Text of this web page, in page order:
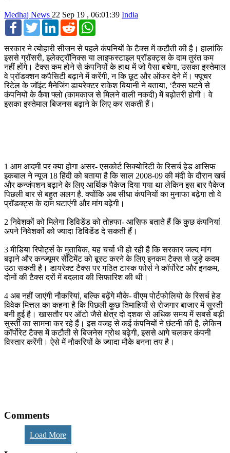
Medhaj News 22 Sep 19 , 06:01:39 India
FacebookTwitterLinkedInReddit
सरकार ने त्योहारी सीजन से पहले कंपनियों के टैक्स में कटौती की है। हालांकि
इससे ग्रॉसरी, इलेक्ट्रॉनिक्स या लाइफस्टाइल प्रॉडक्ट्स के दाम तुरंत कम
नहीं होंगे। टैक्स कम होने से कंपनियों के हाथ में जो पैसा बचेगा, उसका इस्तेमाल
वे प्रॉडक्शन कपैसिटी बढ़ाने में करेंगी, न कि छूट और ऑफर देने में। फ्यूचर
रिटेल के जॉइंट मैनेजिंग डायरेक्टर राकेश बियानी ने बताया, ‘टैक्स घटने से
कंपनियों के कैश फ्लो (कामकाज से मिलने वाली नकदी) में बढ़ोतरी होगी। वे
इसका इस्तेमाल बिजनस बढ़ाने के लिए कर सकती हैं।
1 आम आदमी पर क्या होगा असर- एसकोर्ट सिक्योरिटी के रिसर्च हेड आसिफ
इकबाल ने न्यूज 18 हिंदी को बताया है कि साल 2008-09 की मंदी के दौरान खर्च
और कन्जंपशन बढ़ाने के लिए आर्थिक पैकेज दिया गया था लेकिन इस बार पैकेज
पिछली बार से बहुत अलग है. क्योंकि अब सीधा कंपनियों का मुनाफा बढ़ेगा तो वे
प्रॉडक्ट्स के दाम घटाएंगी और मांग बढ़ेगी।
2 निवेशकों को मिलेगा डिविडेंड को तोहफा- आसिफ बताते हैं कि कुछ कंपनियां
अपने निवेशकों को ज्यादा डिविडेंड दे सकती हैं।
3 मीडिया रिपोर्ट्स के मुताबिक, यह चर्चा भी हो रही है कि सरकार जल्द मांग
बढ़ाने और कन्ज्यूमर सेंटिमेंट को बूस्ट करने के लिए इनकम टैक्स से जुड़े कदम
उठा सकती है। डायरेक्ट टैक्स पर गठित टास्क फोर्स ने कॉर्पोरेट और इनकम,
दोनों की टैक्स दरों में बदलाव की सिफारिश की थी।
4 अब नहीं जाएंगी नौकरियां, बल्कि बढ़ेंगे मौके- वीएम पोर्टफोलियो के रिसर्च हेड
विवेक मित्तल का कहना है कि पिछली कुछ तिमाहियों से रोजगार बाजार में सुस्ती
बनी हुई है। खासतौर पर ऑटो जैसे क्षेत्र दो दशक से अधिक समय में सबसे बड़ी
सुस्ती का सामना कर रहे हैं। इस वजह से कई कंपनियों ने छंटनी की है, लेकिन
कॉर्पोरेट टैक्स में कटौती से बिजनेस ग्रोथ बढ़ेगी, इससे आगे चलकर कंपनी
विस्तार करेंगी। ऐसे में नौकरियों के ज्यादा मौके बनना तय है।
Comments
Load More